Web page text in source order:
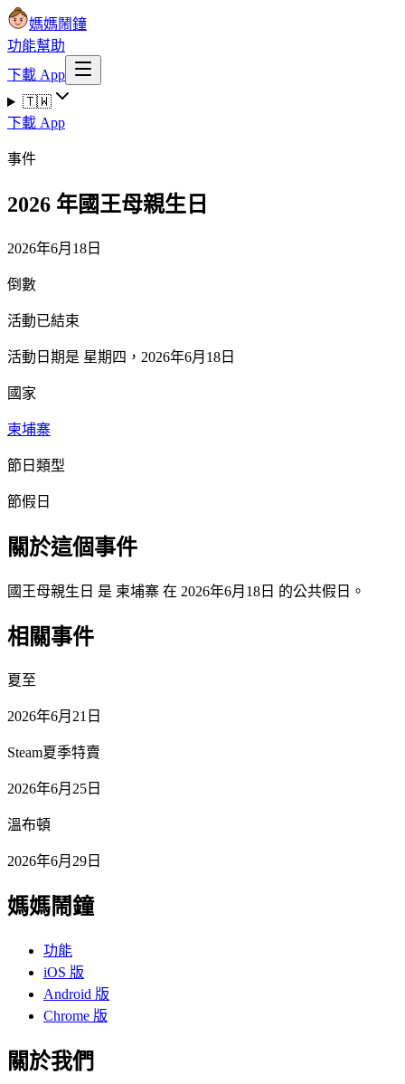
媽媽鬧鐘
功能幫助
下載 App
🇹🇼
下載 App
事件
2026 年國王母親生日
2026年6月18日
倒數
活動已結束
活動日期是 星期四，2026年6月18日
國家
柬埔寨
節日類型
節假日
關於這個事件
國王母親生日 是 柬埔寨 在 2026年6月18日 的公共假日。
相關事件
夏至
2026年6月21日
Steam夏季特賣
2026年6月25日
溫布頓
2026年6月29日
媽媽鬧鐘
功能
iOS 版
Android 版
Chrome 版
關於我們